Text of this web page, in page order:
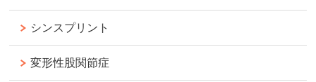
シンスプリント
変形性股関節症